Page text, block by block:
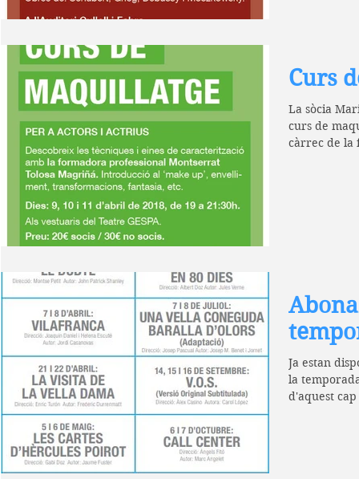
Curs
La sòcia
curs de
càrrec de la
Ja estan
la
d'aquest